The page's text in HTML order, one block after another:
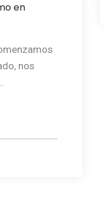
en
nos